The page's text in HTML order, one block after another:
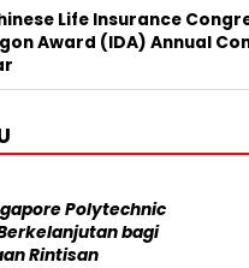
Life Insurance
Award (IDA) Annual
Polytechnic
bagi
Rintisan